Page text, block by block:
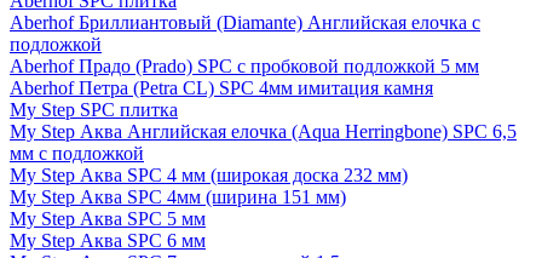
Aberhof Бриллиантовый (Diamante) Английская елочка с
подложкой
Aberhof Прадо (Prado) SPC с пробковой подложкой 5 мм
Aberhof Петра (Petra CL) SPC 4мм имитация камня
My Step SPC плитка
My Step Аква Английская елочка (Aqua Herringbone) SPC 6,5
мм с подложкой
My Step Аква SPC 4 мм (широкая доска 232 мм)
My Step Аква SPC 4мм (ширина 151 мм)
My Step Аква SPC 5 мм
My Step Аква SPC 6 мм